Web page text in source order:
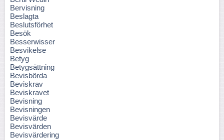
Bervisning
Beslagta
Beslutsförhet
Besök
Besserwisser
Besvikelse
Betyg
Betygsättning
Bevisbörda
Beviskrav
Beviskravet
Bevisning
Bevisningen
Bevisvärde
Bevisvärden
Bevisvärdering